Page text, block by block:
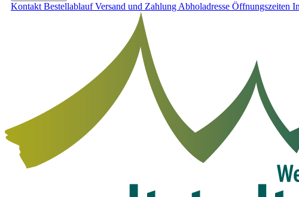
Kontakt BestellablaufVersand und Zahlung Abholadresse Öffnungszeiten